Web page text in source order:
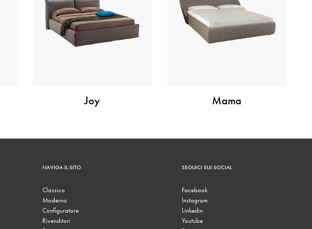
Joy Mama
NAVIGA IL SITO
Classico
Moderno
Configuratore
Rivenditori
SEGUICI SUI SOCIAL
Facebook
Instagram
Linkedin
Youtube